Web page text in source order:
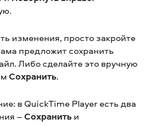
изменения, просто закройте
предложит сохранить
Либо сделайте это вручную
Сохранить.
в QuickTime Player есть два
– Сохранить и